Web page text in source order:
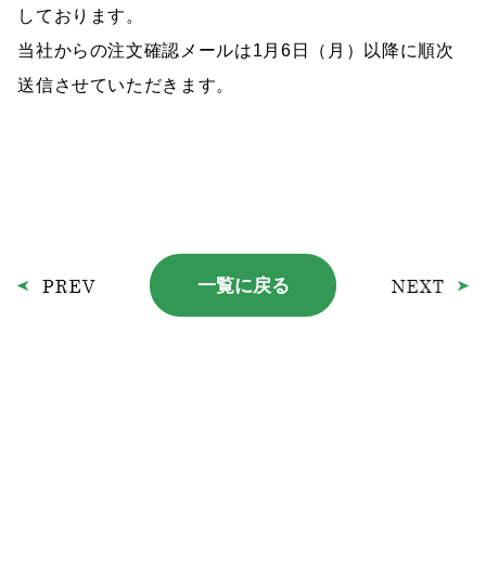
しております。
当社からの注文確認メールは1月6日（月）以降に順次
送信させていただきます。
一覧に戻る